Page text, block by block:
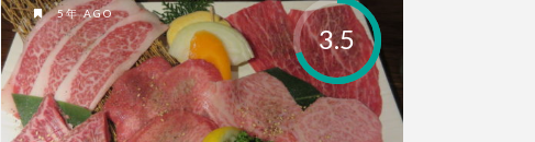
3.5
5年 AGO